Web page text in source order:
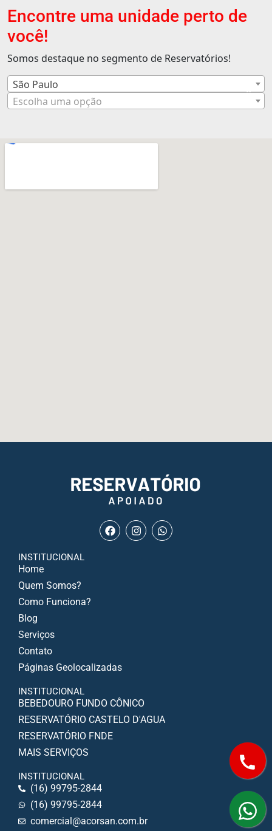
Encontre uma unidade perto de
você!
Somos destaque no segmento de Reservatórios!
×
São Paulo
Escolha uma opção
INSTITUCIONAL
Home
Quem Somos?
Como Funciona?
Blog
Serviços
Contato
Páginas Geolocalizadas
INSTITUCIONAL
BEBEDOURO FUNDO CÔNICO
RESERVATÓRIO CASTELO D'AGUA
RESERVATÓRIO FNDE
MAIS SERVIÇOS
INSTITUCIONAL
(16) 99795-2844
(16) 99795-2844
comercial@acorsan.com.br